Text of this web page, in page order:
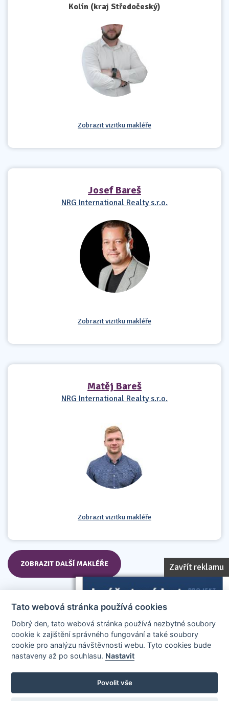
Zavřít reklamu
Kolín (kraj Středočeský)
Zobrazit vizitku makléře
Josef Bareš
NRG International Realty s.r.o.
Zobrazit vizitku makléře
Matěj Bareš
NRG International Realty s.r.o.
Zobrazit vizitku makléře
ZOBRAZIT DALŠÍ MAKLÉŘE
Stránky vytvořeny v iD-SIGN
Provozovatelem tohoto serveru je společnost AllCzech Promotion, s.r.o.,
Tato webová stránka používá cookies
Dobrý den, tato webová stránka používá nezbytné soubory
cookie k zajištění správného fungování a také soubory
cookie pro analýzu návštěvnosti webu. Tyto cookies bude
nastaveny až po souhlasu. Nastavit
Povolit vše